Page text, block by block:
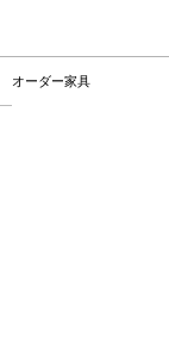
オーダー家具